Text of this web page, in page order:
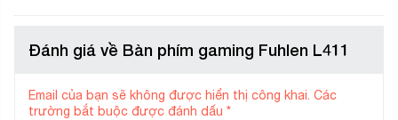
Đánh giá về Bàn phím gaming Fuhlen L411
Email của bạn sẽ không được hiển thị công khai. Các
trường bắt buộc được đánh dấu *